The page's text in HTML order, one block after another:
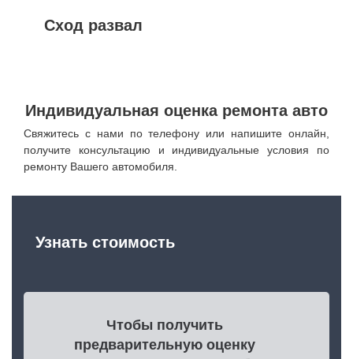
Сход развал
Индивидуальная оценка ремонта авто
Свяжитесь с нами по телефону или напишите онлайн,
получите консультацию и индивидуальные условия по
ремонту Вашего автомобиля.
Узнать стоимость
Чтобы получить
предварительную оценку